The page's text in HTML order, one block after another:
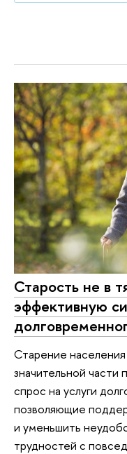
Старость не в
эффективную
Старение
значительной части
спрос на услуги
позволяющие
и уменьшить
трудностей с